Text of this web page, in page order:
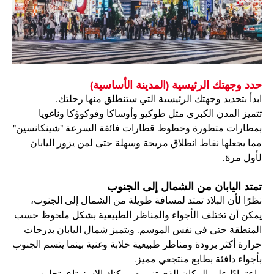
حدد وجهتك الرئيسية (المدينة الأساسية)
ابدأ بتحديد وجهتك الرئيسية التي ستنطلق منها رحلتك.
تتميز المدن الكبرى مثل طوكيو وأوساكا وفوكوؤكا وناغويا
بمطارات متطورة وخطوط قطارات فائقة السرعة "شينكانسين"
مما يجعلها نقاط انطلاق مريحة وسهلة حتى لمن يزور اليابان
لأول مرة.
تمتد اليابان من الشمال إلى الجنوب
نظرًا لأن البلاد تمتد لمسافة طويلة من الشمال إلى الجنوب،
يمكن أن تختلف الأجواء والمناظر الطبيعية بشكل ملحوظ حسب
المنطقة حتى في نفس الموسم. ويتميز شمال اليابان بدرجات
حرارة أكثر برودة ومناظر طبيعية خلابة وغنية بينما يتسم الجنوب
بأجواء دافئة بطابع منتجعي مميز.